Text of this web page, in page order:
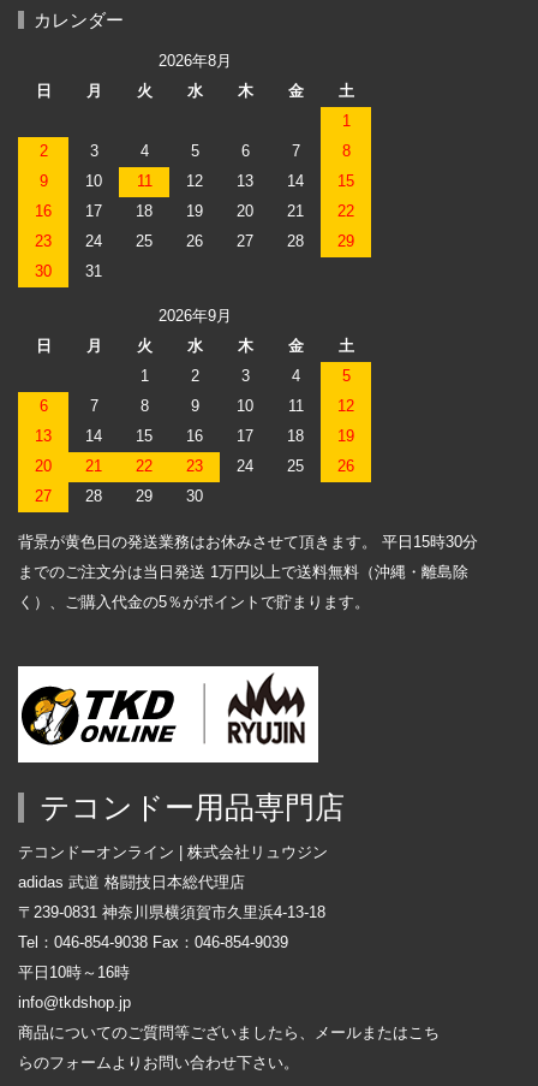
テコンドー用品専門店
テコンドーオンライン | 株式会社リュウジン
adidas 武道 格闘技日本総代理店
〒239-0831 神奈川県横須賀市久里浜4-13-18
Tel：046-854-9038 Fax：046-854-9039
平日10時～16時
info@tkdshop.jp
商品についてのご質問等ございましたら、メールまたはこち
らのフォーム よりお問い合わせ下さい。
カレンダー
2026年8月
日
月 火 水 木 金
土
1
2
3 4 5 6 7
8
9
10 11 12 13 14
15
16
17 18 19 20 21
22
23
24 25 26 27 28
29
30
31
2026年9月
日
月 火 水 木 金
土
1
2 3 4
5
6
7 8 9 10 11
12
13
14 15 16 17 18
19
20
21 22 23 24 25
26
27
28 29 30
背景が黄色日の発送業務はお休みさせて頂きます。 平日15時30分
までのご注文分は当日発送 1万円以上で送料無料（沖縄・離島除
く）、ご購入代金の5％がポイントで貯まります。